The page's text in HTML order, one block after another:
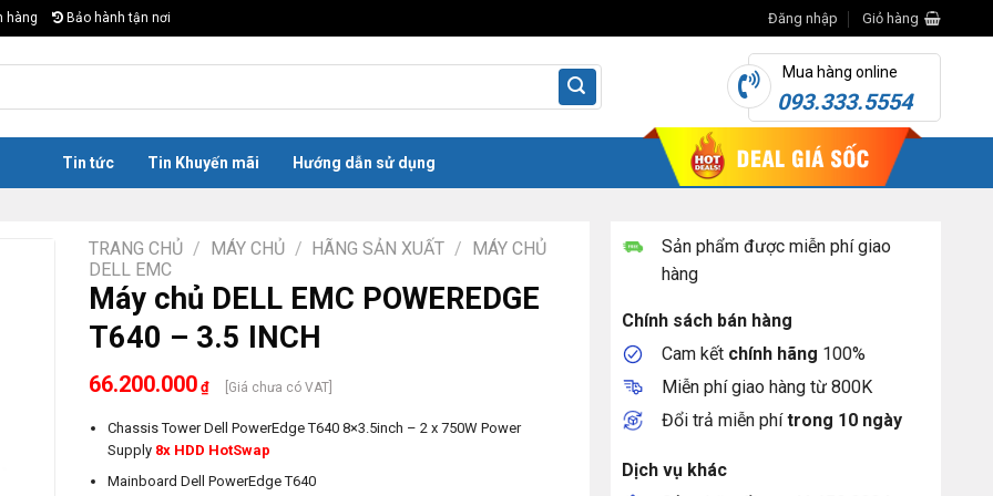
hàng Bảo hành tận nơi Đăng nhập Giỏ hàng
Mua hàng online
093.333.5554
Tin tức Tin Khuyến mãi Hướng dẫn sử dụng
TRANG CHỦ / MÁY CHỦ / HÃNG SẢN XUẤT / MÁY CHỦ
DELL EMC
Máy chủ DELL EMC POWEREDGE
T640 – 3.5 INCH
66.200.000 ₫ [Giá chưa có VAT]
Chassis Tower Dell PowerEdge T640 8×3.5inch – 2 x 750W Power
Supply 8x HDD HotSwap
Mainboard Dell PowerEdge T640
Sản phẩm được miễn phí giao
hàng
Chính sách bán hàng
Cam kết chính hãng 100%
Miễn phí giao hàng từ 800K
Đổi trả miễn phítrong 10 ngày
Dịch vụ khác